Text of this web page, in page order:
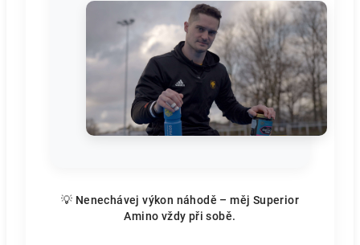
💡 Nenechávej výkon náhodě – měj Superior
Amino vždy při sobě.